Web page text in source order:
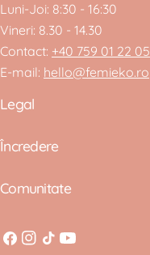
Luni-Joi: 8:30 - 16:30
Vineri: 8.30 - 14.30
Contact: +40 759 01 22 05
E-mail: hello@femieko.ro
Legal
Încredere
Comunitate
Facebook
Instagram
TiktokYouTube